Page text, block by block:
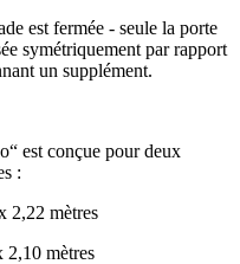
est fermée - seule la porte
symétriquement par rapport
un supplément.
est conçue pour deux
:
2,22 mètres
2,10 mètres